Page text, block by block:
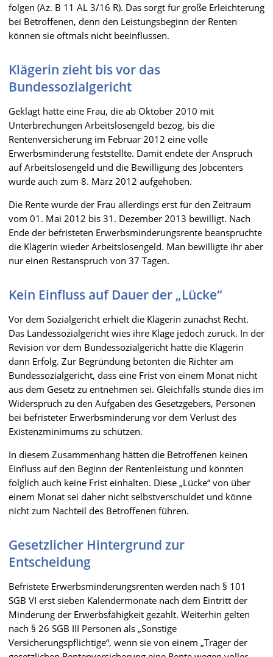
folgen (Az. B 11 AL 3/16 R). Das sorgt für große Erleichterung
bei Betroffenen, denn den Leistungsbeginn der Renten
können sie oftmals nicht beeinflussen.
Klägerin zieht bis vor das
Bundessozialgericht
Geklagt hatte eine Frau, die ab Oktober 2010 mit
Unterbrechungen Arbeitslosengeld bezog, bis die
Rentenversicherung im Februar 2012 eine volle
Erwerbsminderung feststellte. Damit endete der Anspruch
auf Arbeitslosengeld und die Bewilligung des Jobcenters
wurde auch zum 8. März 2012 aufgehoben.
Die Rente wurde der Frau allerdings erst für den Zeitraum
vom 01. Mai 2012 bis 31. Dezember 2013 bewilligt. Nach
Ende der befristeten Erwerbsminderungsrente beanspruchte
die Klägerin wieder Arbeitslosengeld. Man bewilligte ihr aber
nur einen Restanspruch von 37 Tagen.
Kein Einfluss auf Dauer der „Lücke“
Vor dem Sozialgericht erhielt die Klägerin zunächst Recht.
Das Landessozialgericht wies ihre Klage jedoch zurück. In der
Revision vor dem Bundessozialgericht hatte die Klägerin
dann Erfolg. Zur Begründung betonten die Richter am
Bundessozialgericht, dass eine Frist von einem Monat nicht
aus dem Gesetz zu entnehmen sei. Gleichfalls stünde dies im
Widerspruch zu den Aufgaben des Gesetzgebers, Personen
bei befristeter Erwerbsminderung vor dem Verlust des
Existenzminimums zu schützen.
In diesem Zusammenhang hätten die Betroffenen keinen
Einfluss auf den Beginn der Rentenleistung und könnten
folglich auch keine Frist einhalten. Diese „Lücke“ von über
einem Monat sei daher nicht selbstverschuldet und könne
nicht zum Nachteil des Betroffenen führen.
Gesetzlicher Hintergrund zur
Entscheidung
Befristete Erwerbsminderungsrenten werden nach § 101
SGB VI erst sieben Kalendermonate nach dem Eintritt der
Minderung der Erwerbsfähigkeit gezahlt. Weiterhin gelten
nach § 26 SGB III Personen als „Sonstige
Versicherungspflichtige“, wenn sie von einem „Träger der